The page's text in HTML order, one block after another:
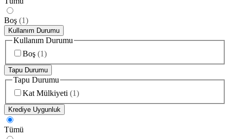
Boş (1)
Kullanım Durumu
Kullanım Durumu
Boş (1)
Tapu Durumu
Tapu Durumu
Kat Mülkiyeti (1)
Krediye Uygunluk
Tümü